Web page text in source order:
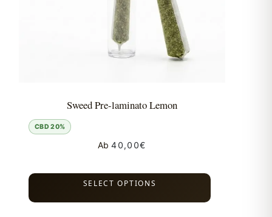
Sweed Pre-laminato Lemon
CBD 20%
Ab 40,00€
SELECT OPTIONS